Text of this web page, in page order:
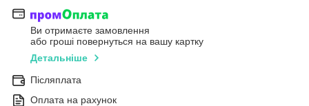
Ви отримаєте замовлення
або гроші повернуться на вашу картку
Детальніше
Післяплата
Оплата на рахунок